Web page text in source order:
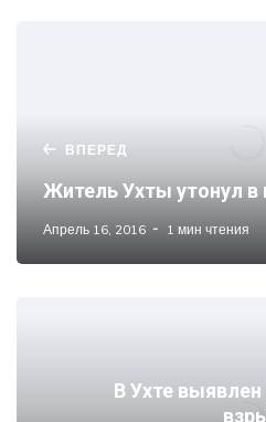
ВПЕРЕД
Житель Ухты утонул в
Апрель 16, 2016 1 мин чтения
В Ухте